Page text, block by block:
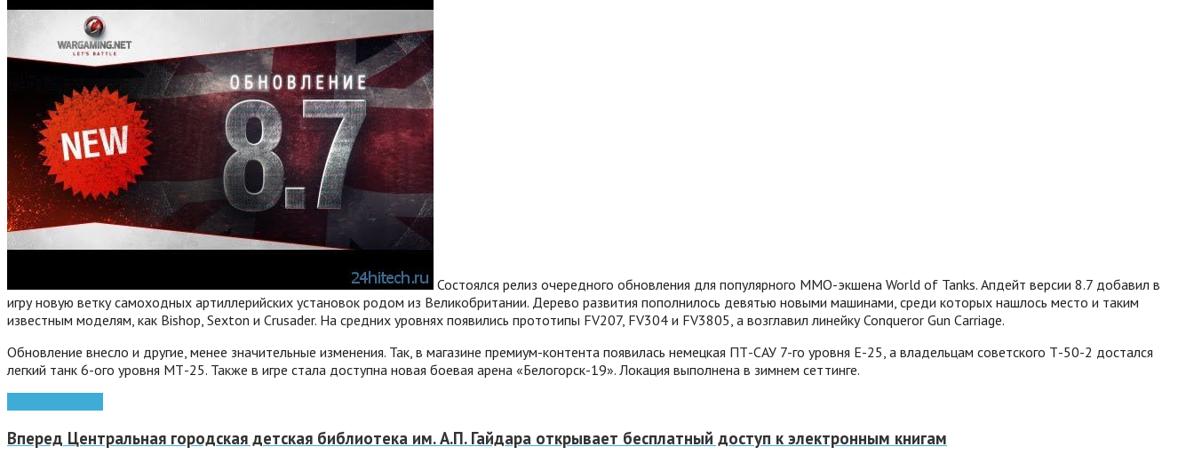
Состоялся релиз очередного обновления для популярного ММО-экшена World of Tanks. Апдейт версии 8.7 добавил в
игру новую ветку самоходных артиллерийских установок родом из Великобритании. Дерево развития пополнилось девятью новыми машинами, среди которых нашлось место и таким
известным моделям, как Bishop, Sexton и Crusader. На средних уровнях появились прототипы FV207, FV304 и FV3805, а возглавил линейку Conqueror Gun Carriage.
Обновление внесло и другие, менее значительные изменения. Так, в магазине премиум-контента появилась немецкая ПТ-САУ 7-го уровня Е-25, а владельцам советского Т-50-2 достался
легкий танк 6-ого уровня МТ-25. Также в игре стала доступна новая боевая арена «Белогорск-19». Локация выполнена в зимнем сеттинге.
Вперед Центральная городская детская библиотека им. А.П. Гайдара открывает бесплатный доступ к электронным книгам